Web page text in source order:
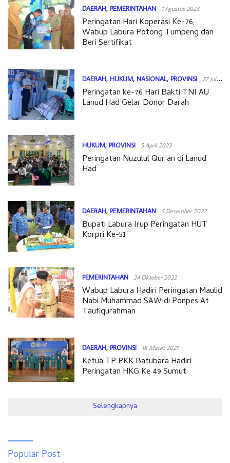
DAERAH, PEMERINTAHAN 1 Agustus 2023
Peringatan Hari Koperasi Ke-76,
Wabup Labura Potong Tumpeng dan
Beri Sertifikat
DAERAH, HUKUM, NASIONAL, PROVINSI 27 Juli
2023
Peringatan ke-76 Hari Bakti TNI AU
Lanud Had Gelar Donor Darah
HUKUM, PROVINSI 5 April 2023
Peringatan Nuzulul Qur’an di Lanud
Had
DAERAH, PEMERINTAHAN 5 Desember 2022
Bupati Labura Irup Peringatan HUT
Korpri Ke-51
PEMERINTAHAN 24 Oktober 2022
Wabup Labura Hadiri Peringatan Maulid
Nabi Muhammad SAW di Ponpes At
Taufiqurahman
DAERAH, PROVINSI 18 Maret 2021
Ketua TP PKK Batubara Hadiri
Peringatan HKG Ke 49 Sumut
Selengkapnya
Popular Post